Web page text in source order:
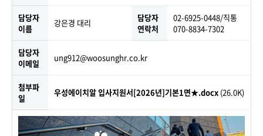
담당자
이름
강은경 대리
담당자
연락처
02-6925-0448/직통
070-8834-7302
담당자
이메일
ung912@woosunghr.co.kr
첨부파
일
우성에이치알 입사지원서[2026년]기본1면★.docx (26.0K)